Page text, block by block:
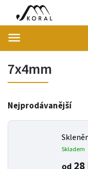
7x4mm
Nejprodávanější
Skladem
28